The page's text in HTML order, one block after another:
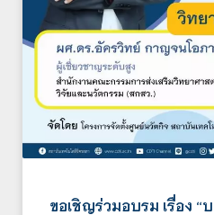
ขอเชิญร่วมอบรม เรื่อง